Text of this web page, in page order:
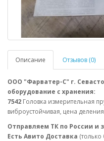
Описание Отзывов (0)
ООО "Фарватер-С" г.
оборудование с хранения:
7542 Головка измерительная
виброустойчивая, цена
Отправляем ТК по России и
Есть Авито Доставка (только